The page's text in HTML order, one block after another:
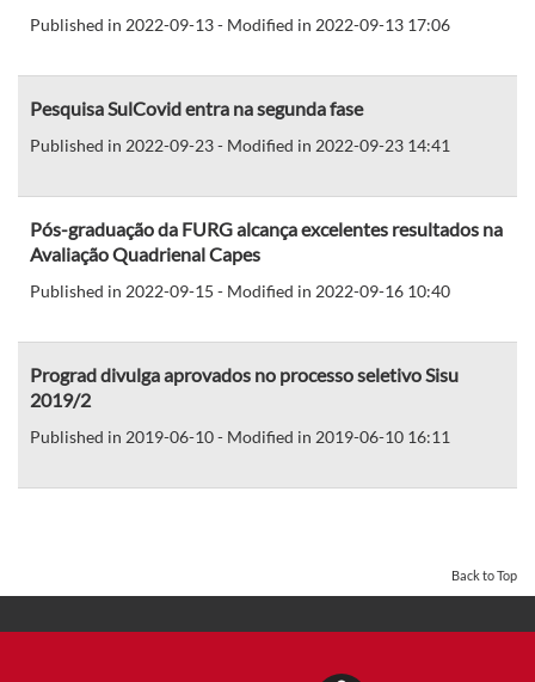
Published in 2022-09-13 - Modified in 2022-09-13 17:06
Pesquisa SulCovid entra na segunda fase
Published in 2022-09-23 - Modified in 2022-09-23 14:41
Pós-graduação da FURG alcança excelentes resultados na
Avaliação Quadrienal Capes
Published in 2022-09-15 - Modified in 2022-09-16 10:40
Prograd divulga aprovados no processo seletivo Sisu
2019/2
Published in 2019-06-10 - Modified in 2019-06-10 16:11
Back to Top